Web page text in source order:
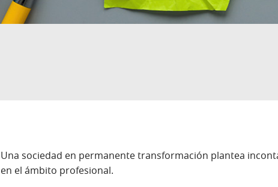
Una sociedad en permanente transformación plantea
en el ámbito profesional.